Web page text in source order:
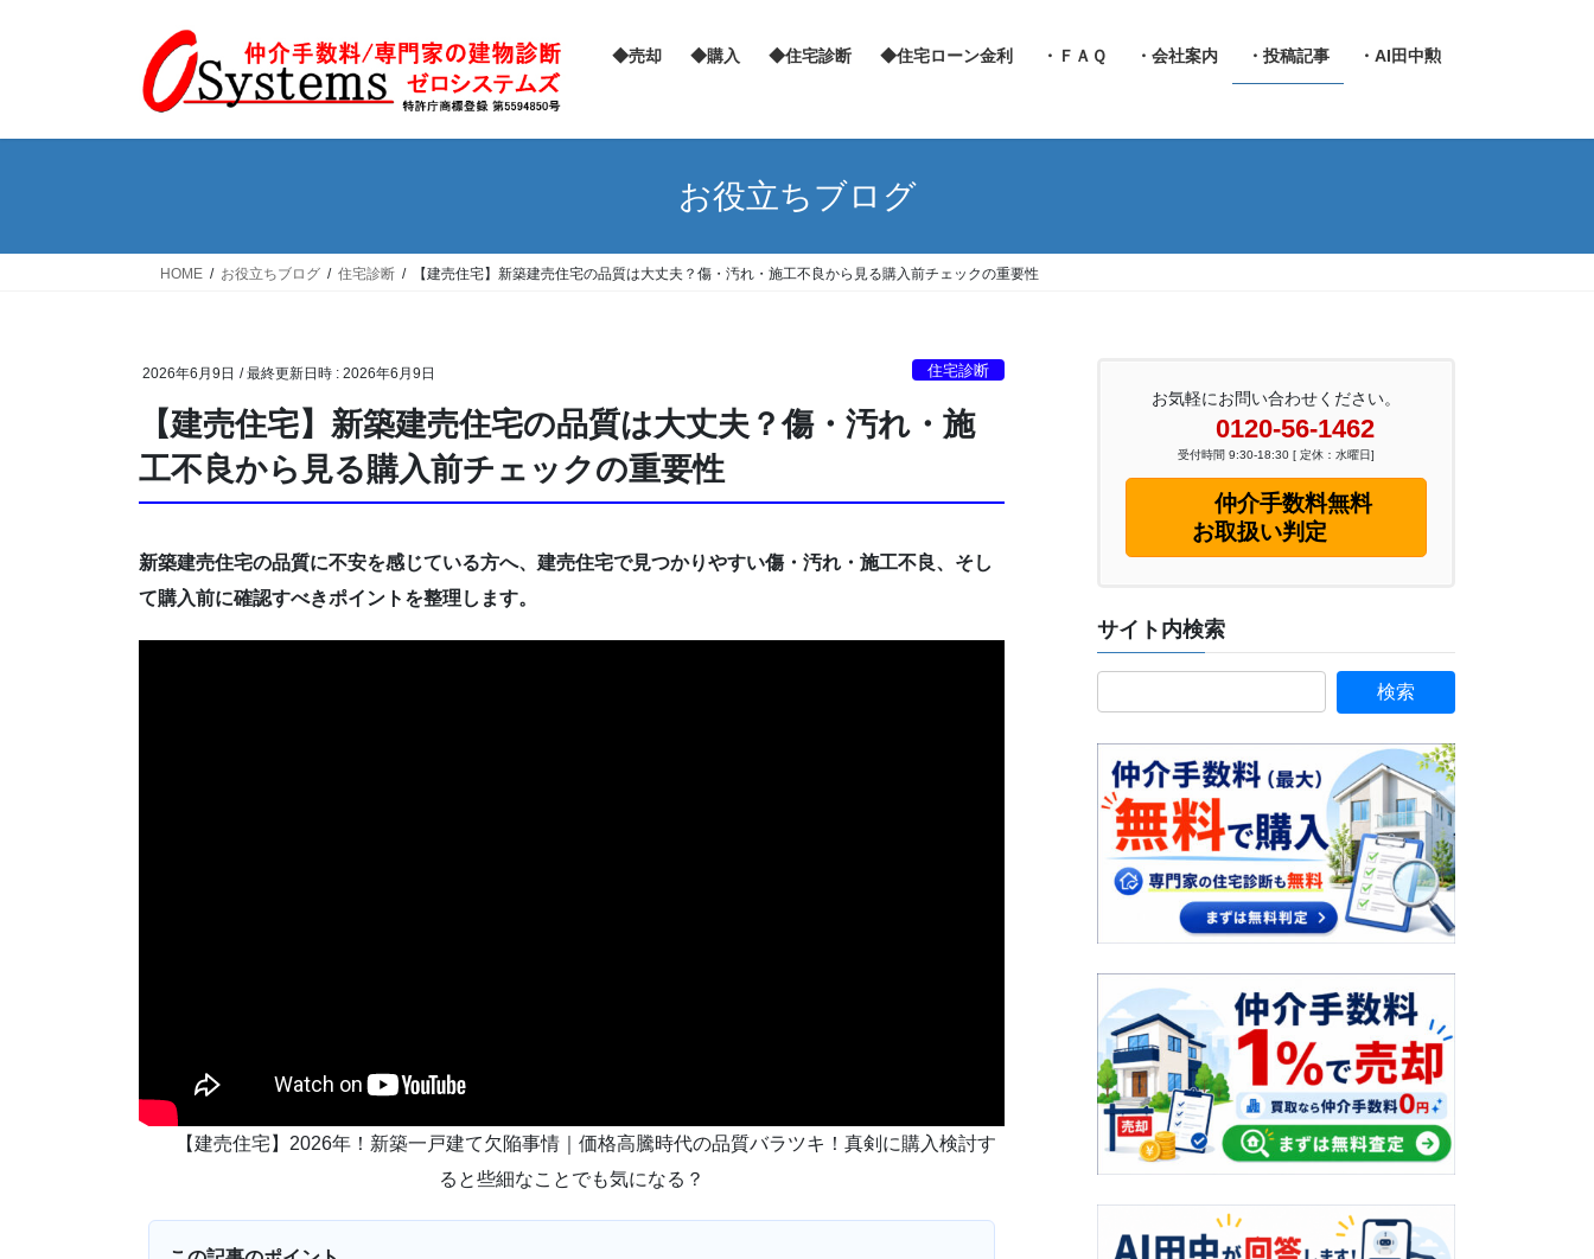
◆売却 ◆購入 ◆住宅診断 ◆住宅ローン金利 ・ＦＡＱ ・会社案内 ・投稿記事 ・AI田中勲
お役立ちブログ
HOME お役立ちブログ 住宅診断 【建売住宅】新築建売住宅の品質は大丈夫？傷・汚れ・施工不良から見る購入前チェックの重要性
2026年6月9日 / 最終更新日時 : 2026年6月9日 住宅診断
【建売住宅】新築建売住宅の品質は大丈夫？傷・汚れ・施
工不良から見る購入前チェックの重要性
新築建売住宅の品質に不安を感じている方へ、建売住宅で見つかりやすい傷・汚れ・施工不良、そし
て購入前に確認すべきポイントを整理します。
【建売住宅】2026年！新築一戸建て欠陥事情｜価格高騰時代の品質バラツキ！真剣に購入検討す
ると些細なことでも気になる？
お気軽にお問い合わせください。
0120-56-1462
受付時間 9:30-18:30 [ 定休：水曜日]
仲介手数料無料
お取扱い判定
サイト内検索